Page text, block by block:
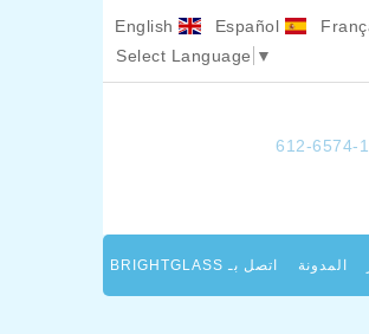
Select Language ▼
المدونة اتصل بـ BRIGHTGLASS